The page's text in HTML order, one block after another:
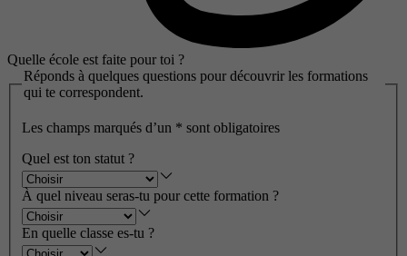
Quelle école est faite pour toi ?
Réponds à quelques questions pour découvrir les formations
qui te correspondent.
Les champs marqués d’un * sont obligatoires
Quel est ton statut ?
À quel niveau seras-tu pour cette formation ?
En quelle classe es-tu ?